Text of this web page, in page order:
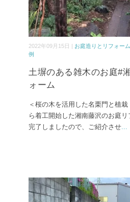
2022年09月15日 | お庭造りとリフォーム
例
土塀のある雑木のお庭#
ォーム
＜桜の木を活用した名栗門と植
ら着工開始した湘南藤沢のお庭
完了しましたので、ご紹介させ...